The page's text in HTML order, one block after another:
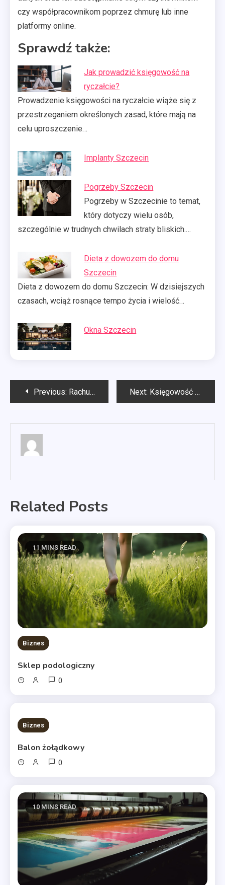
czy współpracownikom poprzez chmurę lub inne
platformy online.
Sprawdź także:
Jak prowadzić księgowość na
ryczałcie?
Prowadzenie księgowości na ryczałcie wiąże się z
przestrzeganiem określonych zasad, które mają na
celu uproszczenie…
Implanty Szczecin
Pogrzeby Szczecin
Pogrzeby w Szczecinie to temat,
który dotyczy wielu osób,
szczególnie w trudnych chwilach straty bliskich.…
Dieta z dowozem do domu
Szczecin
Dieta z dowozem do domu Szczecin: W dzisiejszych
czasach, wciąż rosnące tempo życia i wielość…
Okna Szczecin
Nawigacja
Previous: Rachunkowość Gdynia Next: Księgowość Biała Podlaska
Related Posts
11 MINS READ
Biznes
Sklep podologiczny
0
10 MINS READ
Biznes
Balon żołądkowy
0
10 MINS READ